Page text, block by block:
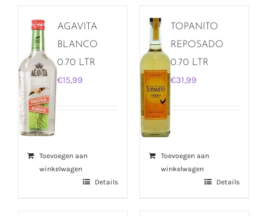
AGAVITA
BLANCO
0.70 LTR
€15,99
Toevoegen aan
winkelwagen
Details
TOPANITO
REPOSADO
0.70 LTR
€31,99
Toevoegen aan
winkelwagen
Details